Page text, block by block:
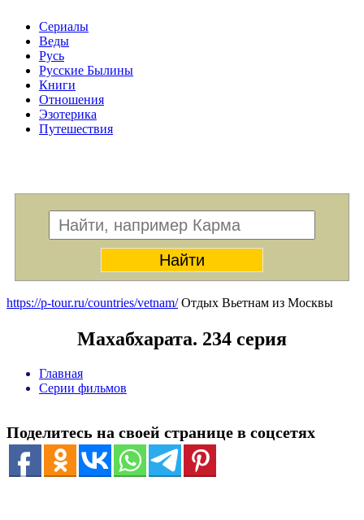
Сериалы
Веды
Русь
Русские Былины
Книги
Отношения
Эзотерика
Путешествия
https://p-tour.ru/countries/vetnam/Отдых Вьетнам из Москвы
Махабхарата. 234 серия
Главная
Серии фильмов
Поделитесь на своей странице в соцсетях